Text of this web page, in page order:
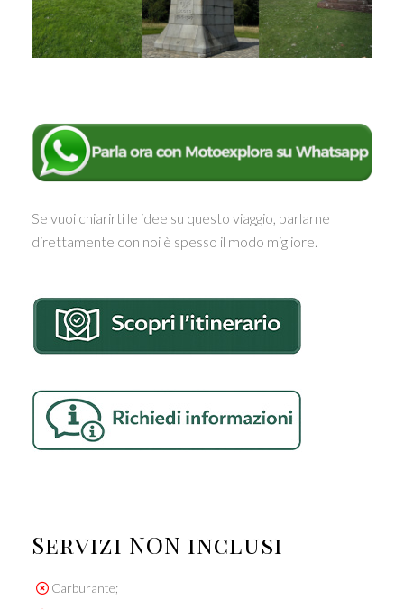
Se vuoi chiarirti le idee su questo viaggio, parlarne
direttamente con noi è spesso il modo migliore.
Servizi NON inclusi
Carburante;